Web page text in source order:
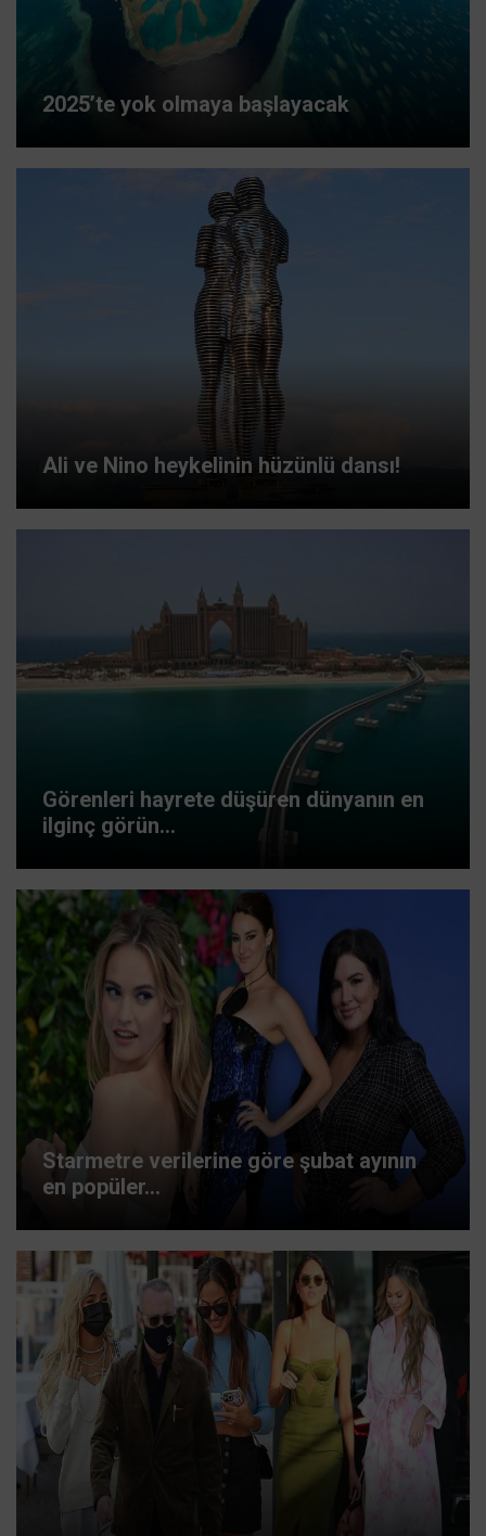
2025’te yok olmaya başlayacak
Ali ve Nino heykelinin hüzünlü dansı!
Görenleri hayrete düşüren dünyanın en
ilginç görün...
Starmetre verilerine göre şubat ayının
en popüler...